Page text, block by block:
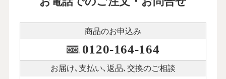
商品のお申込み
0120-164-164
お届け､支払い､ 返品､交換のご相談